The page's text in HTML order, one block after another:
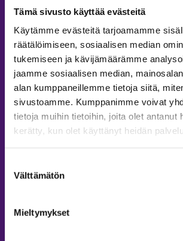
Tämä sivusto käyttää evästeitä
Käytämme evästeitä tarjoamamme
räätälöimiseen, sosiaalisen median
tukemiseen ja kävijämäärämme
jaamme sosiaalisen median,
alan kumppaneillemme tietoja siitä,
sivustoamme. Kumppanimme voivat
tietoja muihin tietoihin, joita olet antanut
kerätty, kun olet käyttänyt heidän
valinta
Välttämätön
Mieltymykset
Phone:+35820 755
Email: